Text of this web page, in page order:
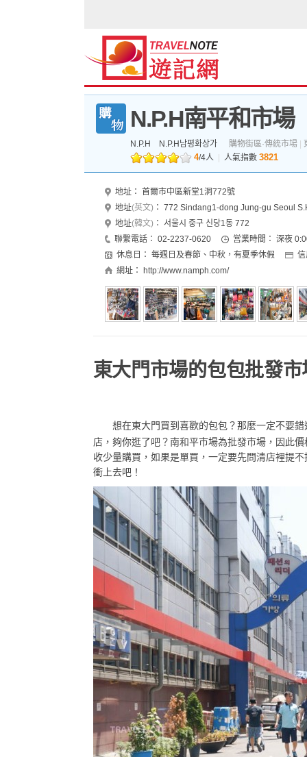
N.P.H南平和市場
N.P.H N.P.H남평화상가 購物街區·傳統市場|
4/4人 人氣指數 3821
地址： 首爾市中區新堂1洞772號
地址(英文)： 772 Sindang1-dong Jung-gu Seoul
地址(韓文)： 서울시 중구 신당1동 772
聯繫電話： 02-2237-0620 営業時間： 深夜
休息日： 每週日及春節、中秋，有夏季休假
網址：
http://www.namph.com/
東大門市場的包包批發市
想在東大門買到喜歡的包包？那麼一定不要錯
店，夠你逛了吧？南和平市場為批發市場，因此
收少量購買，如果是單買，一定要先問清店裡提
衝上去吧！